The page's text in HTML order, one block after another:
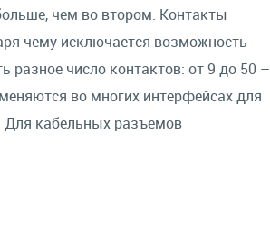
чем во втором. Контакты
чему исключается возможность
разное число контактов: от 9 до 50 –
во многих интерфейсах для
Для кабельных разъемов